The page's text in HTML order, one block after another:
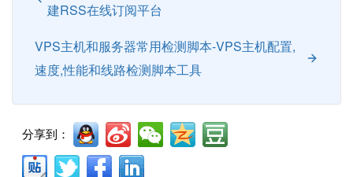
建RSS在线订阅平台
VPS主机和服务器常用检测脚本-VPS主机配置,
速度,性能和线路检测脚本工具
分享到：